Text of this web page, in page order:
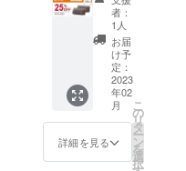
用する
製品と
なりま
す為、
使用前
にお手
持ちの
モバイ
ルバッ
テリー
にモバ
イル
バッテ
リーは
含まれ
ており
ませ
ん。お
手持ち
のモバ
円の
25%OF
F］ ※ご
注文状
況、使
用部材
の供給
状況、
製造工
程上の
都合等
により
者：
1人
お届
け予
定：
2023
年02
月
詳細を見る
こ
の
リ
タ
ー
ン
を
選
択